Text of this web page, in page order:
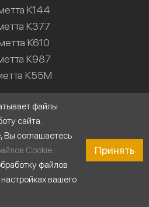
К144
К377
К610
К987
К55М
станции
установки
системы мойки
файлы
сайта.
Вы соглашаетесь
Cookie.
файлов
вашего
Принять